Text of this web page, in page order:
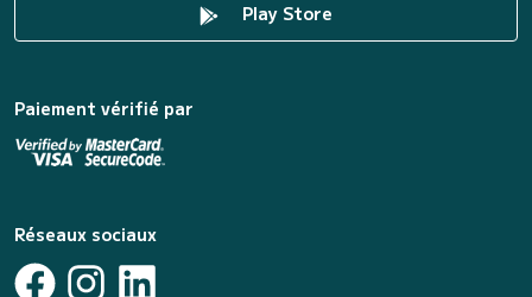
Play Store
Paiement vérifié par
Réseaux sociaux